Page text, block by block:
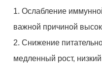
1. Ослабление
важной причиной
2. Снижение
медленный рост,